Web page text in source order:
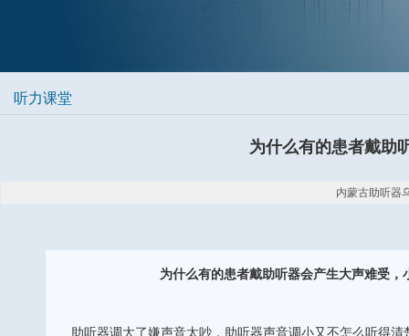
听力课堂
为什么有的患者戴助
内蒙古助听器
为什么有的患者戴助听器会产生大声难受，
助听器调大了嫌声音太吵，助听器声音调小又不怎么听得